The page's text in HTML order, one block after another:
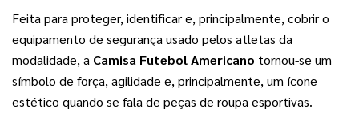
Feita para proteger, identificar e, principalmente, cobrir o
equipamento de segurança usado pelos atletas da
modalidade, a Camisa Futebol Americano tornou-se um
símbolo de força, agilidade e, principalmente, um ícone
estético quando se fala de peças de roupa esportivas.